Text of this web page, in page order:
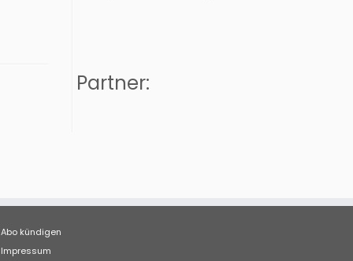
Partner:
Abo kündigen
Impressum